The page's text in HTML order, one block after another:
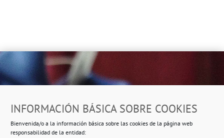
INFORMACIÓN BÁSICA SOBRE COOKIES
Bienvenida/o a la información básica sobre las cookies de la página web
responsabilidad de la entidad:
Ropero Solidario de Usera
Beasáin 25-33posterior, local 3 – 28041 Madrid